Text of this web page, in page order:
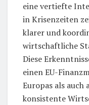
eine vertiefte
in Krisenzeiten
klarer und
wirtschaftliche
Diese
einen EU-
Europas als auch
konsistente